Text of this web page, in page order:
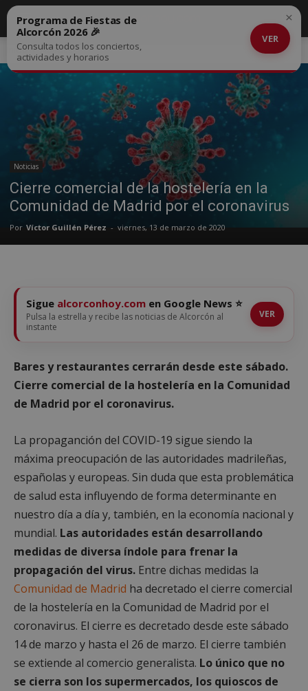
Inicio Noticias
Noticias
Cierre comercial de la hostelería en la
Comunidad de Madrid por el coronavirus
Por Víctor Guillén Pérez - viernes, 13 de marzo de 2020
Programa de Fiestas de
Alcorcón 2026 🎉
Consulta todos los conciertos,
actividades y horarios
VER
×
Sigue alcorconhoy.com en Google News ⭐
Pulsa la estrella y recibe las noticias de Alcorcón al
instante
VER
Bares y restaurantes cerrarán desde este sábado.
Cierre comercial de la hostelería en la Comunidad
de Madrid por el coronavirus.
La propaganción del COVID-19 sigue siendo la
máxima preocupación de las autoridades madrileñas,
españolas y europeas. Sin duda que esta problemática
de salud esta influyendo de forma determinante en
nuestro día a día y, también, en la economía nacional y
mundial. Las autoridades están desarrollando
medidas de diversa índole para frenar la
propagación del virus. Entre dichas medidas la
Comunidad de Madrid ha decretado el cierre comercial
de la hostelería en la Comunidad de Madrid por el
coronavirus. El cierre es decretado desde este sábado
14 de marzo y hasta el 26 de marzo. El cierre también
se extiende al comercio generalista. Lo único que no
se cierra son los supermercados, los quioscos de